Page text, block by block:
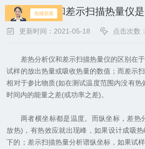
差热分析仪和差示扫描热量仪
更新时间：2021-05-18 点击次数
差热分析仪和差示扫描热量仪的区别在于
试样的放出热量或吸收热量的数值；而差示
相对于参比物质(如在测试温度范围内没有热
时间内的能量之差(或功率之差)。
两者横坐标都是温度。而纵坐标，差热
放热)，有热效应就出现峰，如果设计成吸
下的；差示扫描热量分析谱纵坐标，如果试